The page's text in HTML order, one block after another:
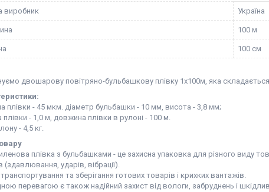
виробник Україна
100 м
100 см
двошарову повітряно-бульбашкову плівку 1х100м, яка
плівки - 45 мкм. діаметр бульбашки - 10 мм, висота - 3,8 мм;
- 1,0 м, довжина плівки в рулоні - 100 м.
- 4,5 кг.
плівка з бульбашками - це захисна упаковка для різного виду
(здавлювання, ударів, вібрації).
транспортування та зберігання готових товарів і крихких вантажів.
перевагою є також надійний захист від вологи, забруднень і